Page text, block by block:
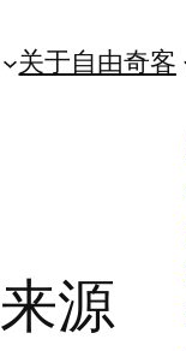
关于自由奇客
源